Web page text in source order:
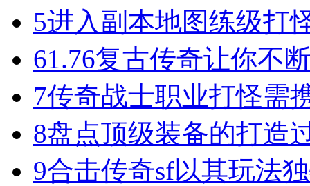
5进入副本地图练级打
61.76复古传奇让你不
7传奇战士职业打怪需
8盘点顶级装备的打造
9合击传奇sf以其玩法